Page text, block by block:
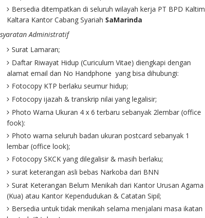
Bersedia ditempatkan di seluruh wilayah kerja PT BPD Kaltim
Kaltara Kantor Cabang Syariah SaMarinda
Administratif
Surat Lamaran;
Daftar Riwayat Hidup (Curiculum Vitae) diengkapi dengan
alamat email dan No Handphone yang bisa dihubungi:
Fotocopy KTP berlaku seumur hidup;
Fotocopy ijazah & transkrip nilai yang legalisir;
Photo Warna Ukuran 4 x 6 terbaru sebanyak 2lembar (office
fook):
Photo warna seluruh badan ukuran postcard sebanyak 1
lembar (office look);
Fotocopy SKCK yang dilegalisir & masih berlaku;
surat keterangan asli bebas Narkoba dari BNN
Surat Keterangan Belum Menikah dari Kantor Urusan Agama
(Kua) atau Kantor Kependudukan & Catatan Sipil;
Bersedia untuk tidak menikah selama menjalani masa ikatan